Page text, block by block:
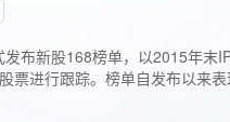
布新股168榜单，以2015年
票进行跟踪。榜单自发布以来